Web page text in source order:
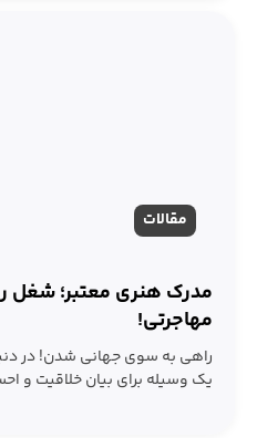
مقالات
مدرک هنری معتبر؛ شغل
مهاجرتی!
راهی به سوی جهانی شدن! در
یک وسیله برای بیان خلاقیت و